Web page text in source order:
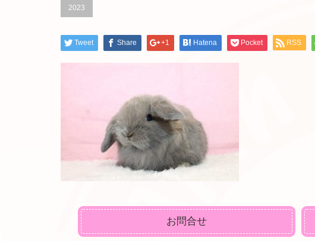
2023
Tweet Share +1 Hatena Pocket RSS
お問合せ